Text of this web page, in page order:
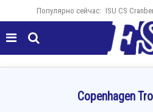
Популярно сейчас: ISU CS
 
Copenhagen